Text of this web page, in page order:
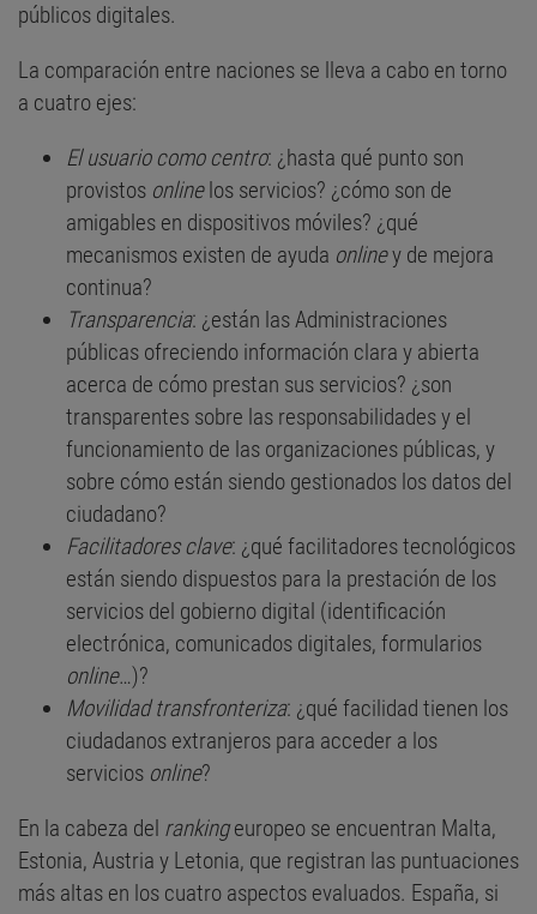
públicos digitales.
La comparación entre naciones se lleva a cabo en torno
a cuatro ejes:
El usuario como centro: ¿hasta qué punto son
provistos onlinelos servicios? ¿cómo son de
amigables en dispositivos móviles? ¿qué
mecanismos existen de ayuda onliney de mejora
continua?
Transparencia: ¿están las Administraciones
públicas ofreciendo información clara y abierta
acerca de cómo prestan sus servicios? ¿son
transparentes sobre las responsabilidades y el
funcionamiento de las organizaciones públicas, y
sobre cómo están siendo gestionados los datos del
ciudadano?
Facilitadores clave: ¿qué facilitadores tecnológicos
están siendo dispuestos para la prestación de los
servicios del gobierno digital (identificación
electrónica, comunicados digitales, formularios
online…)?
Movilidad transfronteriza: ¿qué facilidad tienen los
ciudadanos extranjeros para acceder a los
servicios online?
En la cabeza del rankingeuropeo se encuentran Malta,
Estonia, Austria y Letonia, que registran las puntuaciones
más altas en los cuatro aspectos evaluados. España, si